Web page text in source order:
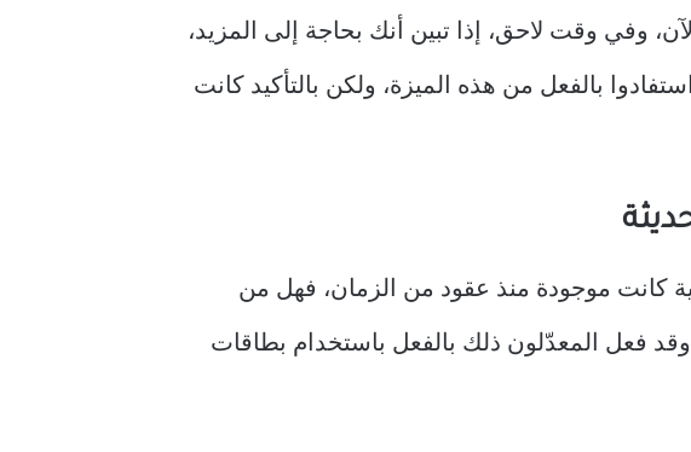
صحيح) الآن، وفي وقت لاحق، إذا تبين أنك بحاجة إلى المزيد،
بالفعل من هذه الميزة، ولكن بالتأكيد كانت
كانت موجودة منذ عقود من الزمان، فهل من
وقد فعل المعدّلون ذلك بالفعل باستخدام بطاقات